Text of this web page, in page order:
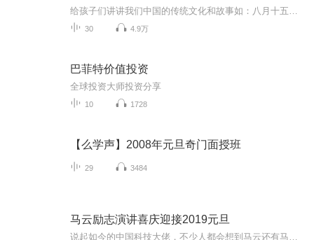
30 4.9万
巴菲特价值投资
全球投资大师投资分享
10 1728
【么学声】2008年元旦奇门面授班
29 3484
马云励志演讲喜庆迎接2019元旦